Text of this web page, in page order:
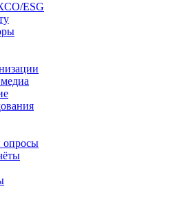
ESG
опросы